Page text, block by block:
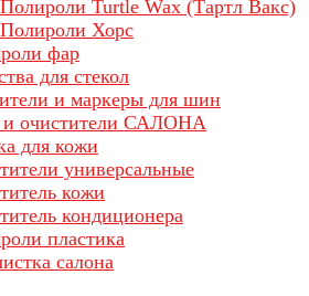
Полироли Turtle Wax (Тартл Вакс)
Полироли Хорс
фар
для стекол
и маркеры для шин
и очистители САЛОНА
для кожи
универсальные
кожи
кондиционера
пластика
салона